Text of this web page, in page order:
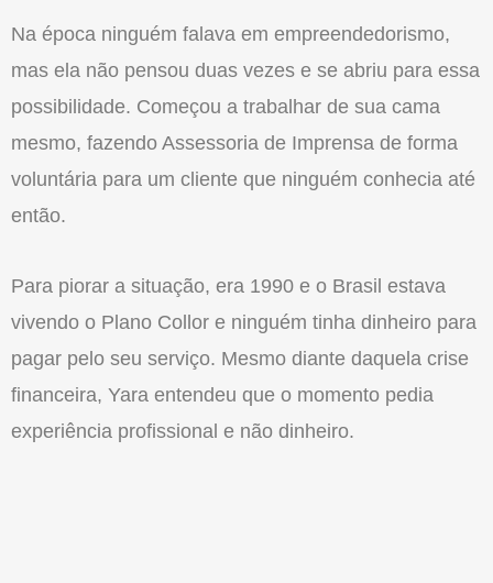
Na época ninguém falava em empreendedorismo,
mas ela não pensou duas vezes e se abriu para essa
possibilidade. Começou a trabalhar de sua cama
mesmo, fazendo Assessoria de Imprensa de forma
voluntária para um cliente que ninguém conhecia até
então.
Para piorar a situação, era 1990 e o Brasil estava
vivendo o Plano Collor e ninguém tinha dinheiro para
pagar pelo seu serviço. Mesmo diante daquela crise
financeira, Yara entendeu que o momento pedia
experiência profissional e não dinheiro.